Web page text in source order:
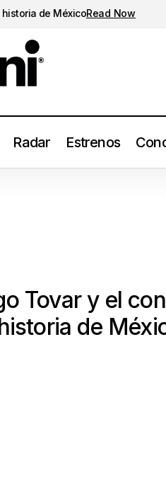
de MéxicoRead Now
Radar Estrenos
Tovar y el
de